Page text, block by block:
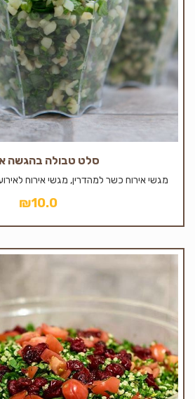
סלט טבולה בהגשה
מגשי אירוח כשר למהדרין, מגשי אירוח
₪10.0